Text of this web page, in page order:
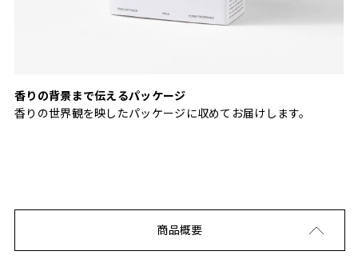
香りの背景まで伝えるパッケージ
香りの世界観を映したパッケージに収めてお届けします。
商品概要